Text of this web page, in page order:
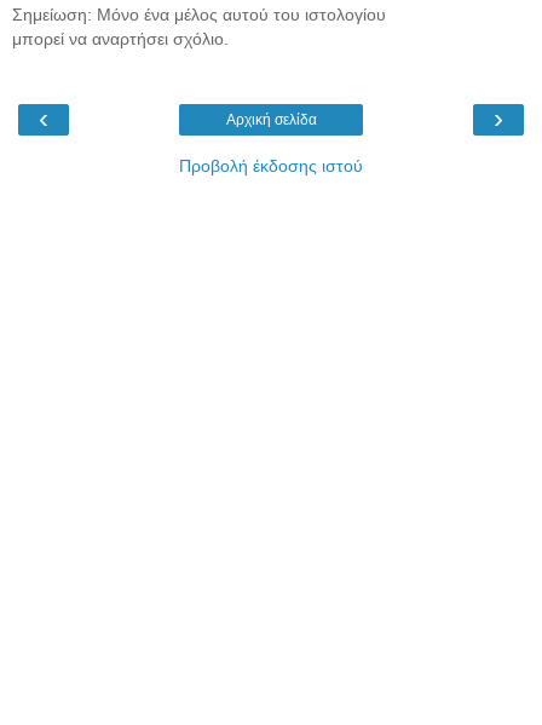
Σημείωση: Μόνο ένα μέλος αυτού του ιστολογίου
μπορεί να αναρτήσει σχόλιο.
‹ ›
Αρχική σελίδα
Προβολή έκδοσης ιστού